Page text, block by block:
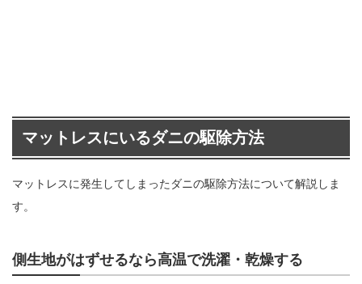
マットレスにいるダニの駆除方法
マットレスに発生してしまったダニの駆除方法について解説しま
す。
側生地がはずせるなら高温で洗濯・乾燥する